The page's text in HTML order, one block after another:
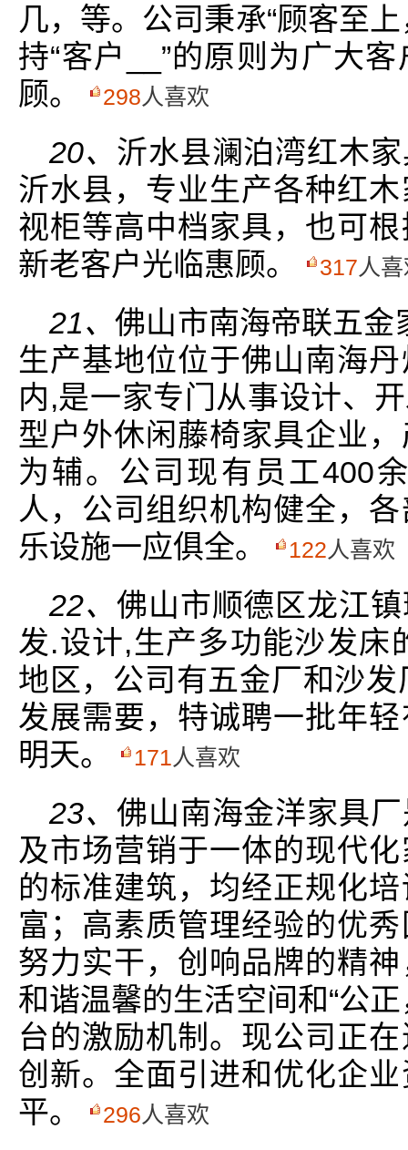
几，等。公司秉承“顾客至
持“客户__”的原则为广大
顾。
298人喜欢
20、 沂水县澜泊湾红木
沂水县，专业生产各种红
视柜等高中档家具，也可
新老客户光临惠顾。
317人
21、佛山市南海帝联五金
生产基地位位于佛山南海
内,是一家专门从事设计、
型户外休闲藤椅家具企业
为辅。公司现有员工400
人，公司组织机构健全，
乐设施一应俱全。
122人喜欢
22、 佛山市顺德区龙江
发.设计,生产多功能沙发床
地区，公司有五金厂和沙
发展需要，特诚聘一批年
明天。
171人喜欢
23、 佛山南海金洋家具
及市场营销于一体的现代
的标准建筑，均经正规化
富；高素质管理经验的优
努力实干，创响品牌的精
和谐温馨的生活空间和“公
台的激励机制。现公司正
创新。全面引进和优化企
平。
296人喜欢